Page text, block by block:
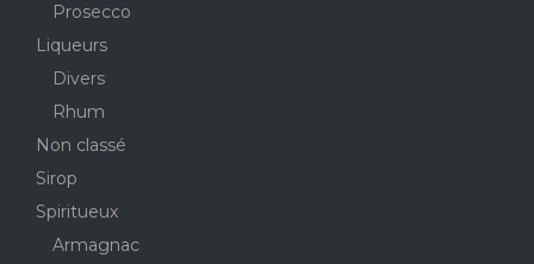
Prosecco
Liqueurs
Divers
Rhum
Non classé
Sirop
Spiritueux
Armagnac